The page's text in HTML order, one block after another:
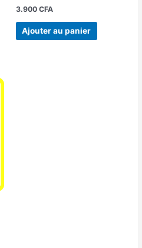
3.900 CFA
Ajouter au panier